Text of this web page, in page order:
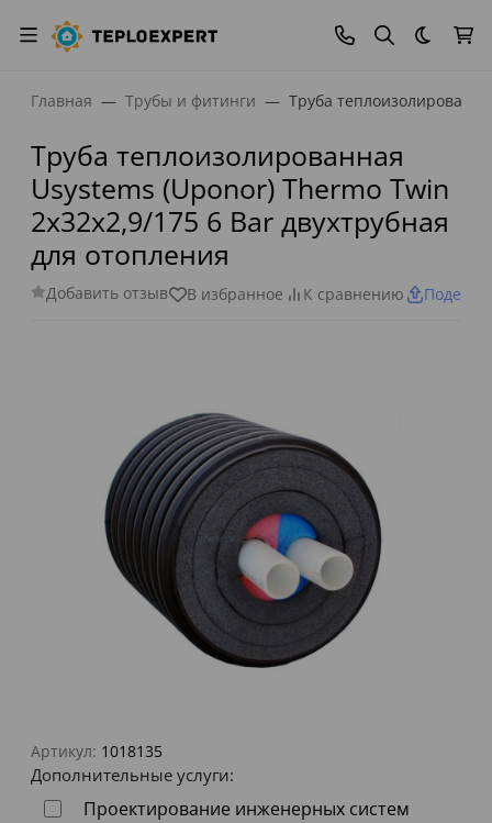
Темная
Главная Трубы и фитинги Труба
Труба теплоизолированная
Usystems (Uponor) Thermo Twin
2x32x2,9/175 6 Bar двухтрубная
для отопления
Добавить отзыв В избранное К сравнению
Артикул: 1018135
Дополнительные услуги:
Проектирование инженерных систем